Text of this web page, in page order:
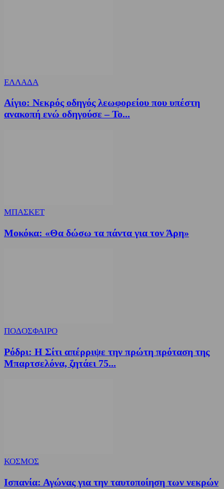
ΕΛΛΑΔΑ
Αίγιο: Νεκρός οδηγός λεωφορείου που υπέστη
ανακοπή ενώ οδηγούσε – Το...
ΜΠΑΣΚΕΤ
Μοκόκα: «Θα δώσω τα πάντα για τον Άρη»
ΠΟΔΟΣΦΑΙΡΟ
Ρόδρι: Η Σίτι απέρριψε την πρώτη πρόταση της
Μπαρτσελόνα, ζητάει 75...
ΚΟΣΜΟΣ
Ισπανία: Αγώνας για την ταυτοποίηση των νεκρών